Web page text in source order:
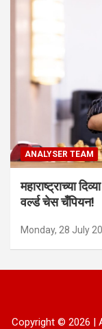
ANALYSER TEAM
महाराष्ट्राच्या
वर्ल्ड चेस चँपियन!
Monday, 28 July
Copyright © 2026 |